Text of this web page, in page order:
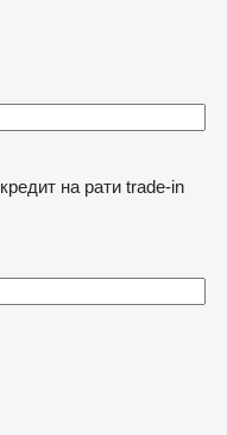
кредит на рати trade-in